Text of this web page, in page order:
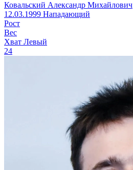
Ковальский Александр Михайлович
12.03.1999 Нападающий
Рост
Вес
Хват Левый
24